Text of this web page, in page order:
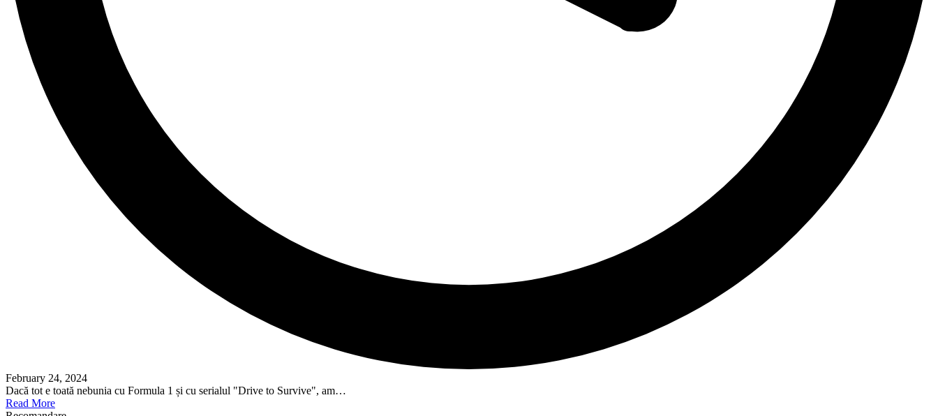
February 24, 2024
Dacă tot e toată nebunia cu Formula 1 și cu serialul "Drive to Survive", am…
Read More